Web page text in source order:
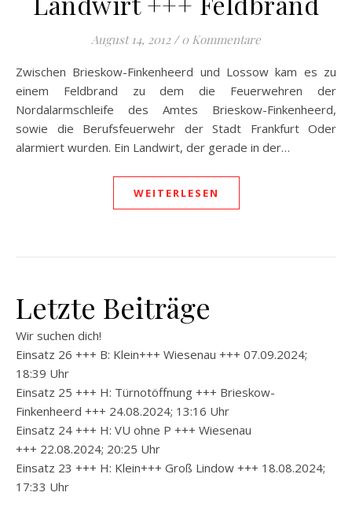
August 14, 2012 / 0 Kommentare
Zwischen Brieskow-Finkenheerd und Lossow kam es zu
einem Feldbrand zu dem die Feuerwehren der
Nordalarmschleife des Amtes Brieskow-Finkenheerd,
sowie die Berufsfeuerwehr der Stadt Frankfurt Oder
alarmiert wurden. Ein Landwirt, der gerade in der…
WEITERLESEN
Letzte Beiträge
Wir suchen dich!
Einsatz 26 +++ B: Klein+++ Wiesenau +++ 07.09.2024;
18:39 Uhr
Einsatz 25 +++ H: Türnotöffnung +++ Brieskow-
Finkenheerd +++ 24.08.2024; 13:16 Uhr
Einsatz 24 +++ H: VU ohne P +++ Wiesenau
+++ 22.08.2024; 20:25 Uhr
Einsatz 23 +++ H: Klein+++ Groß Lindow +++ 18.08.2024;
17:33 Uhr